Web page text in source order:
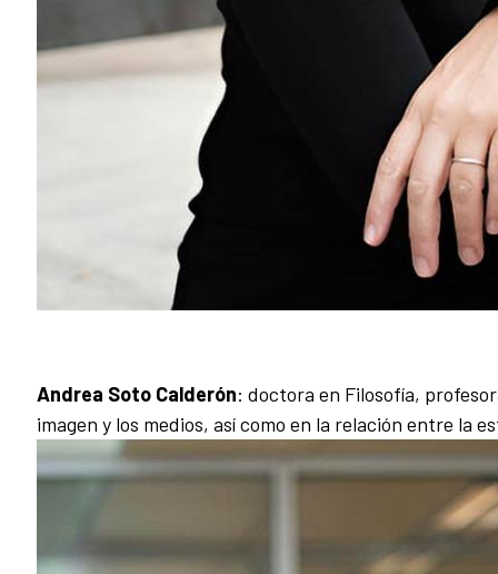
Andrea Soto Calderón: doctora en Filosofía,
imagen y los medios, así como en la relación entre la